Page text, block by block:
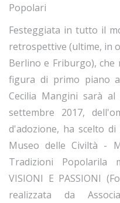
Popolari
Festeggiata in tutto il
retrospettive (ultime, in
Berlino e Friburgo),
figura di primo piano
Cecilia Mangini sarà
settembre 2017,
d'adozione, ha scelto
Museo delle Civiltà -
Tradizioni Popolarila
VISIONI E PASSIONI
realizzata da